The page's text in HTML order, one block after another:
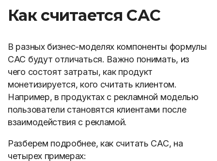
Как считается САС
В разных бизнес-моделях компоненты формулы
CAC будут отличаться. Важно понимать, из
чего состоят затраты, как продукт
монетизируется, кого считать клиентом.
Например, в продуктах с рекламной моделью
пользователи становятся клиентами после
взаимодействия с рекламой.
Разберем подробнее, как считать САС, на
четырех примерах: